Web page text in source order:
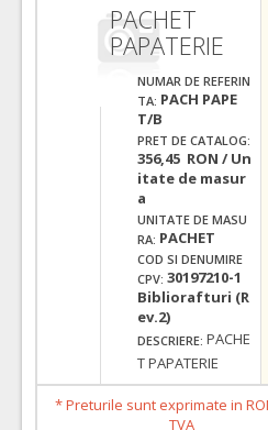
PACHET
PAPATERIE
NUMAR DE REFERIN
TA: PACH PAPE
T/B
PRET DE CATALOG:
356,45 RON / Un
itate de masur
a
UNITATE DE MASU
RA: PACHET
COD SI DENUMIRE
CPV: 30197210-1
Bibliorafturi (R
ev.2)
DESCRIERE: PACHE
T PAPATERIE
* Preturile sunt exprimate in
TVA